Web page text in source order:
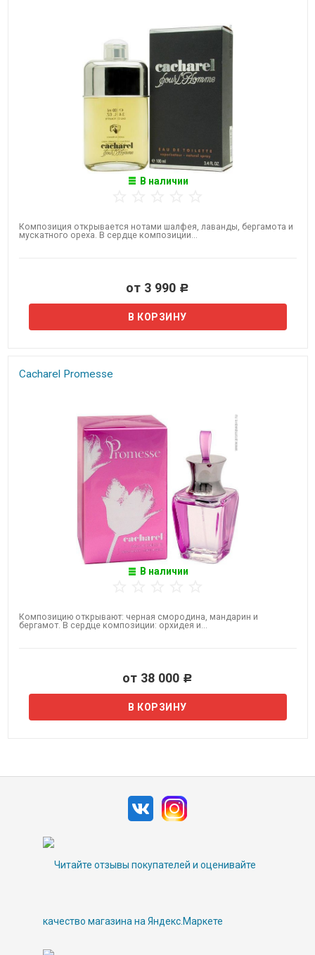
В наличии
Композиция открывается нотами шалфея, лаванды, бергамота и
мускатного ореха. В сердце композиции...
от 3 990 Р
Cacharel Promesse
В наличии
Композицию открывают: черная смородина, мандарин и
бергамот. В сердце композиции: орхидея и...
от 38 000 Р